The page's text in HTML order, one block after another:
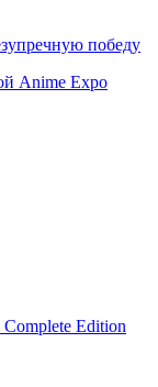
победу
Anime Expo
Edition